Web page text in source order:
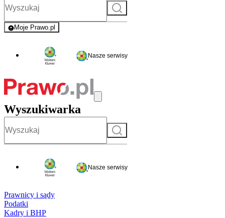
Szukaj
Moje Prawo.pl
- rejestracja i logowanie do serwisu
Nasze serwisy
Wyszukiwarka
Szukaj
Nasze serwisy
Prawnicy i sądy
Podatki
Kadry i BHP